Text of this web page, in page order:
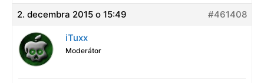
2. decembra 2015 o 15:49
#461408
iTuxx
Moderátor